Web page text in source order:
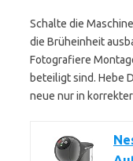
Schalte die
die Brüheinheit
Fotografiere
beteiligt sind. Hebe
neue nur in